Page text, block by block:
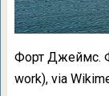
Форт Джеймс.
work), via